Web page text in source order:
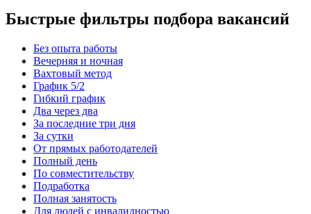
Быстрые фильтры подбора вакансий
Без опыта работы
Вечерняя и ночная
Вахтовый метод
График 5/2
Гибкий график
Два через два
За последние три дня
За сутки
От прямых работодателей
Полный день
По совместительству
Подработка
Полная занятость
Для людей с инвалидностью